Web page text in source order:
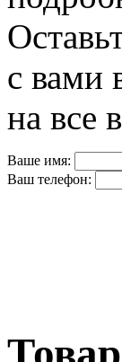
с вами
на все
Ваше имя:
Ваш телефон: